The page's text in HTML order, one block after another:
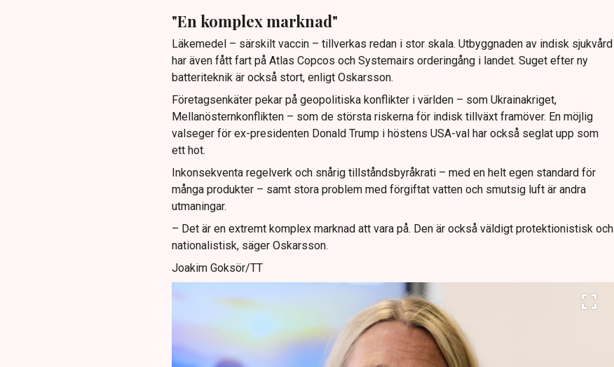
"En komplex marknad"
Läkemedel – särskilt vaccin – tillverkas redan i stor skala. Utbyggnaden av indisk sjukvård
har även fått fart på Atlas Copcos och Systemairs orderingång i landet. Suget efter ny
batteriteknik är också stort, enligt Oskarsson.
Företagsenkäter pekar på geopolitiska konflikter i världen – som Ukrainakriget,
Mellanösternkonflikten – som de största riskerna för indisk tillväxt framöver. En möjlig
valseger för ex-presidenten Donald Trump i höstens USA-val har också seglat upp som
ett hot.
Inkonsekventa regelverk och snårig tillståndsbyråkrati – med en helt egen standard för
många produkter – samt stora problem med förgiftat vatten och smutsig luft är andra
utmaningar.
– Det är en extremt komplex marknad att vara på. Den är också väldigt protektionistisk och
nationalistisk, säger Oskarsson.
Joakim Goksör/TT